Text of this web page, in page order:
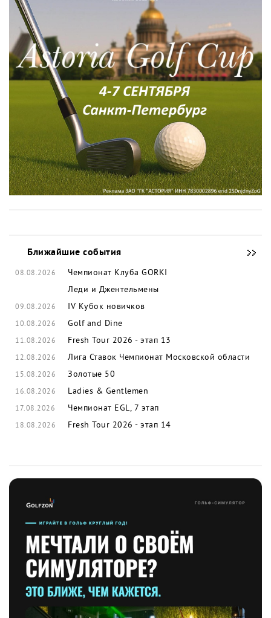
Ближайшие события
08.08.2026
Чемпионат Клуба GORKI
Леди и Джентельмены
09.08.2026 IV Кубок новичков
10.08.2026 Golf and Dine
11.08.2026 Fresh Tour 2026 - этап 13
12.08.2026 Лига Ставок Чемпионат Московской области
15.08.2026 Золотые 50
16.08.2026 Ladies & Gentlemen
17.08.2026 Чемпионат EGL, 7 этап
18.08.2026 Fresh Tour 2026 - этап 14